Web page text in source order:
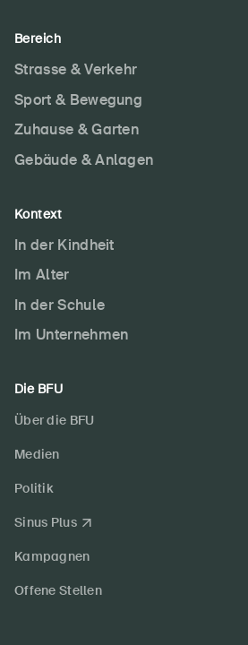
Bereich
Strasse & Verkehr
Sport & Bewegung
Zuhause & Garten
Gebäude & Anlagen
Kontext
In der Kindheit
Im Alter
In der Schule
Im Unternehmen
Die BFU
Über die BFU
Medien
Politik
Sinus Plus
Kampagnen
Offene Stellen